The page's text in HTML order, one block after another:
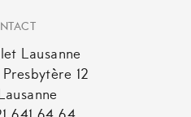
Lausanne
12